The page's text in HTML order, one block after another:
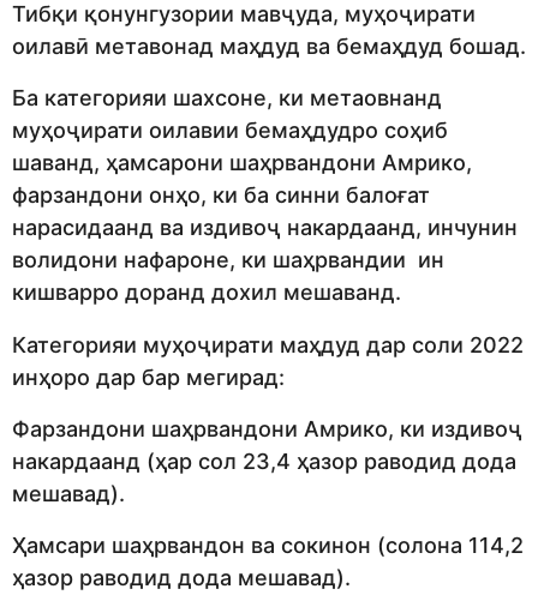
Тибқи қонунгузории мавҷуда, муҳоҷирати
оилавӣ метавонад маҳдуд ва бемаҳдуд бошад.
Ба категорияи шахсоне, ки метаовнанд
муҳоҷирати оилавии бемаҳдудро соҳиб
шаванд, ҳамсарони шаҳрвандони Амрико,
фарзандони онҳо, ки ба синни балоғат
нарасидаанд ва издивоҷ накардаанд, инчунин
волидони нафароне, ки шаҳрвандии ин
кишварро доранд дохил мешаванд.
Категорияи муҳоҷирати маҳдуд дар соли 2022
инҳоро дар бар мегирад:
Фарзандони шаҳрвандони Амрико, ки издивоҷ
накардаанд (ҳар сол 23,4 ҳазор раводид дода
мешавад).
Ҳамсари шаҳрвандон ва сокинон (солона 114,2
ҳазор раводид дода мешавад).